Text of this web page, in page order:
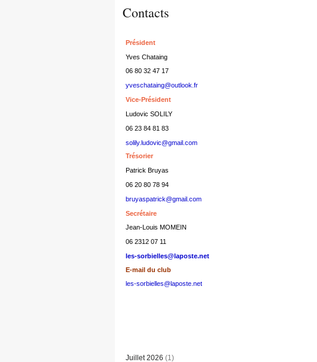
Contacts
Président
Yves Chataing
06 80 32 47 17
yveschataing@outlook.fr
Vice-Président
Ludovic SOLILY
06 23 84 81 83
solily.ludovic@gmail.com
Trésorier
Patrick Bruyas
06 20 80 78 94
bruyaspatrick@gmail.com
Secrétaire
Jean-Louis MOMEIN
06 2312 07 11
les-sorbielles@laposte.net
E-mail du club
les-sorbielles@laposte.net
Juillet 2026 (1)